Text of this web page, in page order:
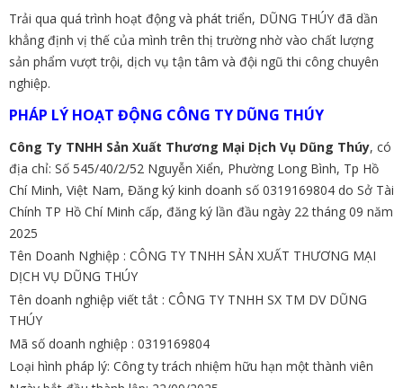
Trải qua quá trình hoạt động và phát triển, DŨNG THÚY đã dần
khẳng định vị thế của mình trên thị trường nhờ vào chất lượng
sản phẩm vượt trội, dịch vụ tận tâm và đội ngũ thi công chuyên
nghiệp.
PHÁP LÝ HOẠT ĐỘNG CÔNG TY DŨNG THÚY
Công Ty TNHH Sản Xuất Thương Mại Dịch Vụ Dũng Thúy, có
địa chỉ: Số 545/40/2/52 Nguyễn Xiển, Phường Long Bình, Tp Hồ
Chí Minh, Việt Nam, Đăng ký kinh doanh số 0319169804 do Sở Tài
Chính TP Hồ Chí Minh cấp, đăng ký lần đầu ngày 22 tháng 09 năm
2025
Tên Doanh Nghiệp : CÔNG TY TNHH SẢN XUẤT THƯƠNG MẠI
DỊCH VỤ DŨNG THÚY
Tên doanh nghiệp viết tắt : CÔNG TY TNHH SX TM DV DŨNG
THÚY
Mã số doanh nghiệp : 0319169804
Loại hình pháp lý: Công ty trách nhiệm hữu hạn một thành viên